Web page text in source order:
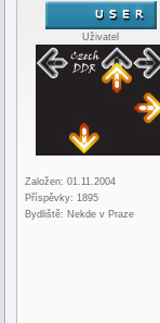
Uživatel
Založen: 01.11.2004
Příspěvky: 1895
Bydliště: Nekde v Praze